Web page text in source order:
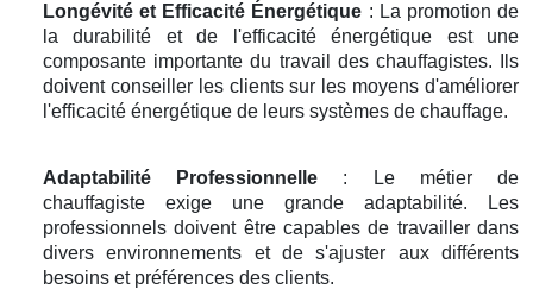
Longévité et Efficacité Énergétique : La promotion de
la durabilité et de l'efficacité énergétique est une
composante importante du travail des chauffagistes. Ils
doivent conseiller les clients sur les moyens d'améliorer
l'efficacité énergétique de leurs systèmes de chauffage.
Adaptabilité Professionnelle : Le métier de
chauffagiste exige une grande adaptabilité. Les
professionnels doivent être capables de travailler dans
divers environnements et de s'ajuster aux différents
besoins et préférences des clients.